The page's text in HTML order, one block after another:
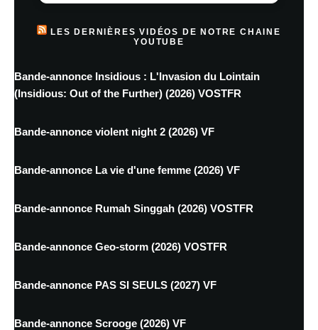
LES DERNIÈRES VIDÉOS DE NOTRE CHAINE
YOUTUBE
Bande-annonce Insidious : L'Invasion du Lointain
(Insidious: Out of the Further) (2026) VOSTFR
Bande-annonce violent night 2 (2026) VF
Bande-annonce La vie d'une femme (2026) VF
Bande-annonce Rumah Singgah (2026) VOSTFR
Bande-annonce Geo-storm (2026) VOSTFR
Bande-annonce PAS SI SEULS (2027) VF
Bande-annonce Scrooge (2026) VF